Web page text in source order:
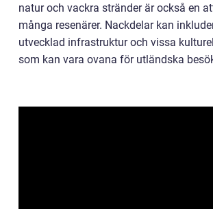
natur och vackra stränder är också en
många resenärer. Nackdelar kan
utvecklad infrastruktur och vissa
som kan vara ovana för utländska